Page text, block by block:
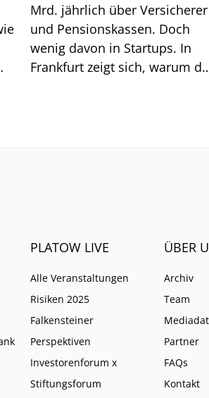
Mrd. jährlich über Versicherer
und Pensionskassen. Doch
wenig davon in Startups. In
Frankfurt zeigt sich, warum
PLATOW LIVE
Alle Veranstaltungen
Risiken 2025
Falkensteiner
Perspektiven
Investorenforum x
Stiftungsforum
ÜBER
Archiv
Team
Partner
FAQs
Kontakt